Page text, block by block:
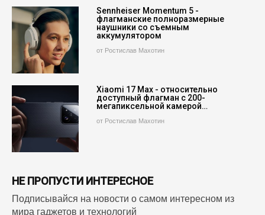
Sennheiser Momentum 5 -
флагманские полноразмерные
наушники со съемным
аккумулятором
от Ростислав Махотин
Xiaomi 17 Max - относительно
доступный флагман с 200-
мегапиксельной камерой…
от Ростислав Махотин
НЕ ПРОПУСТИ ИНТЕРЕСНОЕ
Подписывайся на новости о самом интересном из
мира гаджетов и технологий